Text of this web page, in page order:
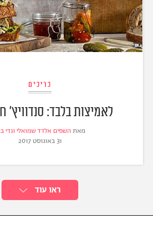
כריכים
לאמיצות בלבד: סנדוויץ'
מאת השפים אלדד שמואלי וגדי
31 באוגוסט 2017
ראו עוד